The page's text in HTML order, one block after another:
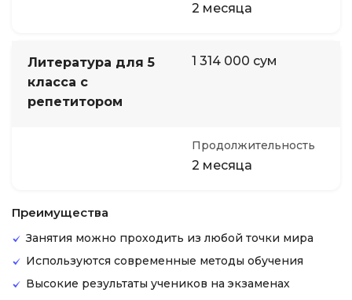
2 месяца
Литература для 5
класса с
репетитором
1 314 000 сум
Продолжительность
2 месяца
Преимущества
Занятия можно проходить из любой точки мира
Используются современные методы обучения
Высокие результаты учеников на экзаменах